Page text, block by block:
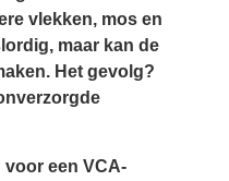
vlekken, mos en
maar kan de
Het gevolg?
voor een VCA-